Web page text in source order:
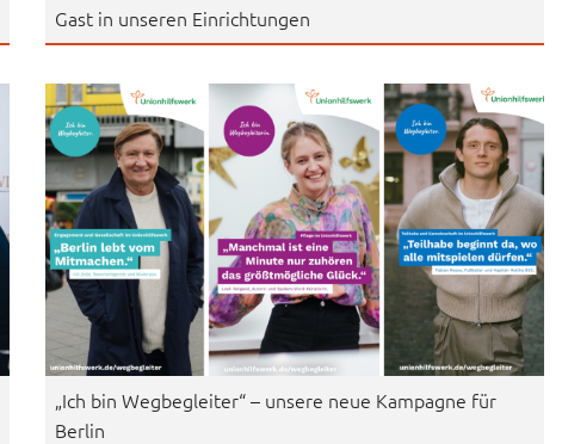
Gast in unseren Einrichtungen
„Ich bin Wegbegleiter“ – unsere neue Kampagne für
Berlin